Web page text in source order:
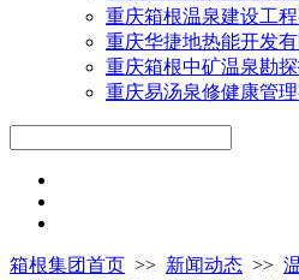
重庆箱根温泉建设工
重庆华捷地热能开发有
重庆箱根中矿温泉勘
重庆易汤泉修健康管
箱根集团首页 >> 新闻动态 >>